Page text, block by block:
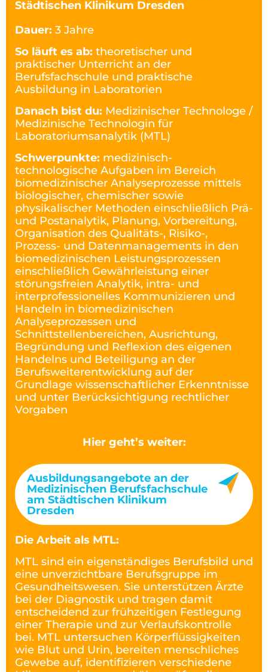
Städtischen Klinikum Dresden
Dauer: 3 Jahre
So läuft es ab: theoretischer und
praktischer Unterricht an der
Berufsfachschule und praktische
Ausbildung in Laboratorien
Danach bist du: Medizinischer Technologe /
Medizinische Technologin für
Laboratoriumsanalytik (MTL)
Schwerpunkte: medizinisch-
technologische Aufgaben im Bereich
biomedizinischer Analyseprozesse mittels
biologischer, chemischer sowie
physikalischer Methoden einschließlich Prä-
und Postanalytik, Planung, Vorbereitung,
Organisation des Qualitäts-, Risiko-,
Prozess- und Datenmanagements in den
biomedizinischen Leistungsprozessen
einschließlich Gewährleistung einer
störungsfreien Analytik, intra- und
interprofessionelles Kommunizieren und
Handeln in biomedizinischen
Analyseprozessen und
Schnittstellenbereichen, Ausrichtung,
Begründung und Reflexion des eigenen
Handelns und Beteiligung an der
Berufsweiterentwicklung auf der
Grundlage wissenschaftlicher Erkenntnisse
und unter Berücksichtigung rechtlicher
Vorgaben
Hier geht’s weiter:
Ausbildungsangebote an der
Medizinischen Berufsfachschule
am Städtischen Klinikum
Dresden
Die Arbeit als MTL:
MTL sind ein eigenständiges Berufsbild und
eine unverzichtbare Berufsgruppe im
Gesundheitswesen. Sie unterstützen Ärzte
bei der Diagnostik und tragen damit
entscheidend zur frühzeitigen Festlegung
einer Therapie und zur Verlaufskontrolle
bei. MTL untersuchen Körperflüssigkeiten
wie Blut und Urin, bereiten menschliches
Gewebe auf, identifizieren verschiedene